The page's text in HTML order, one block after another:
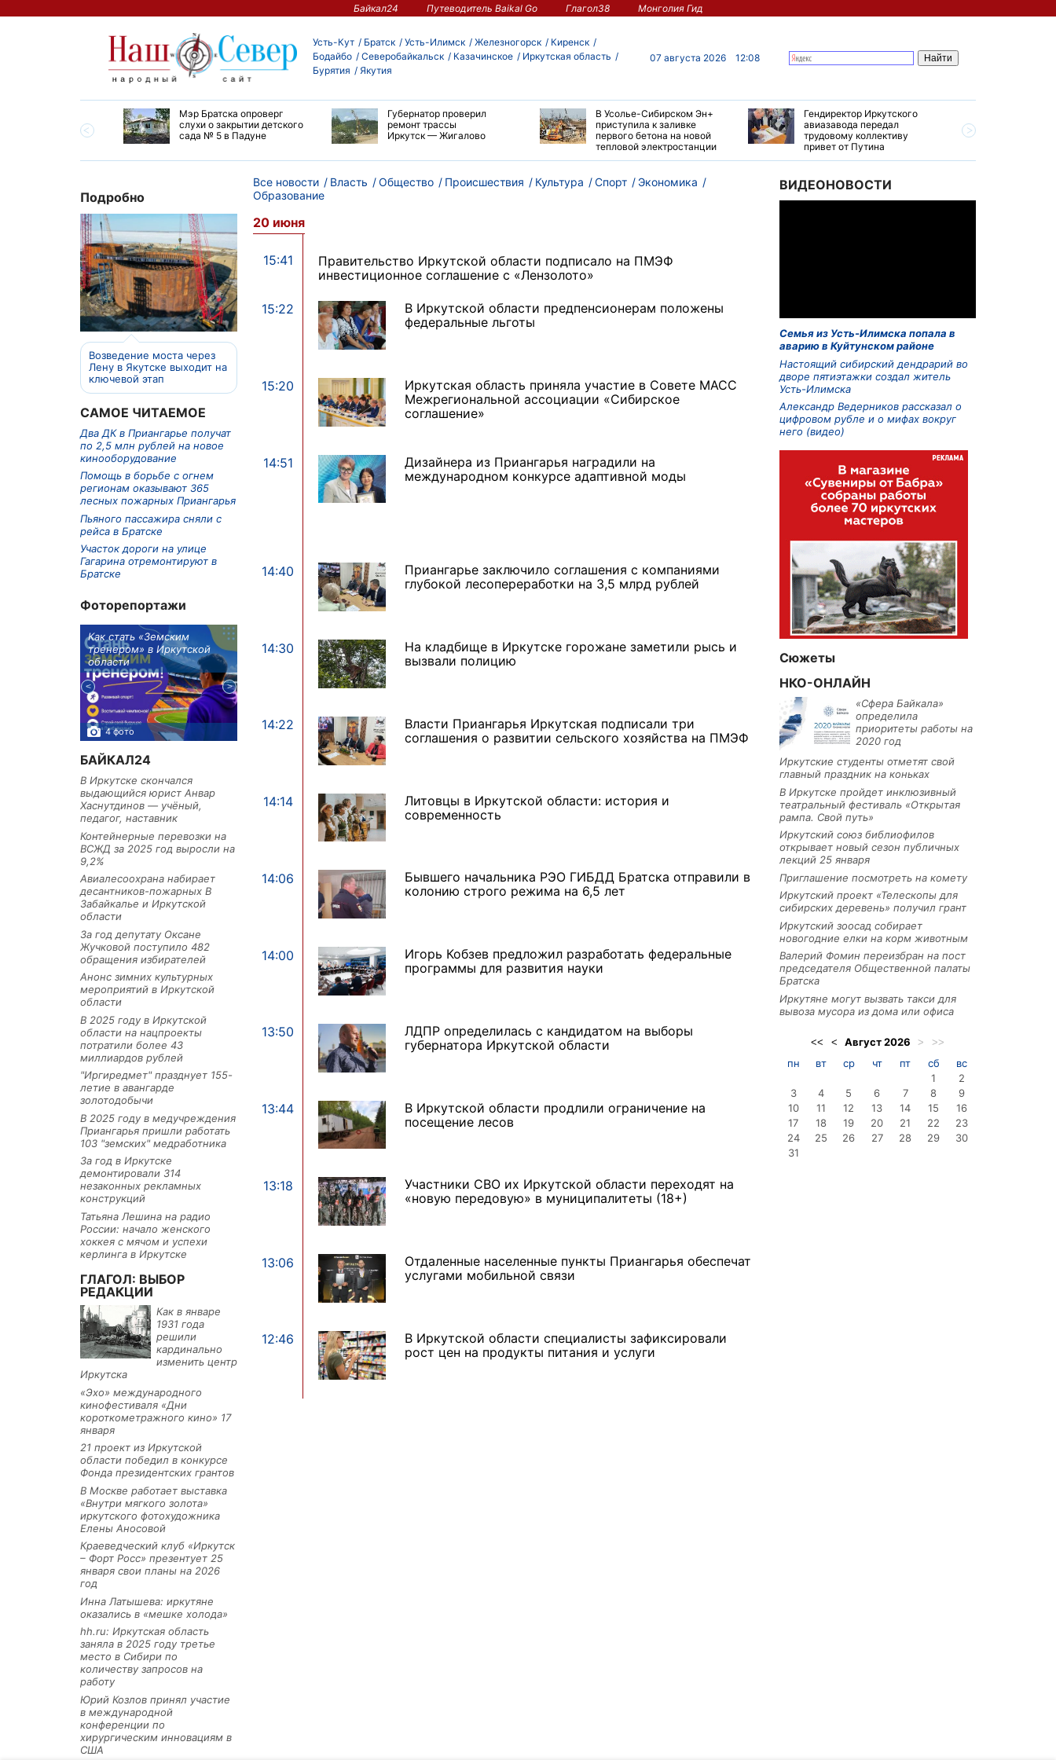
Байкал24 Путеводитель Baikal Go Глагол38 Монголия Гид
Усть-Кут Братск Усть-Илимск Железногорск
Киренск
Бодайбо
Северобайкальск Казачинское
Иркутская область
Бурятия
Якутия
07 августа 2026 12:08
Мэр Братска опроверг
слухи о закрытии детского
сада № 5 в Падуне
Губернатор проверил
ремонт трассы
Иркутск — Жигалово
В Усолье-Сибирском Эн+
приступила к заливке
первого бетона на новой
тепловой электростанции
Гендиректор Иркутского
авиазавода передал
трудовому коллективу
привет от Путина
Подробно
Возведение моста через
Лену в Якутске выходит на
ключевой этап
САМОЕ ЧИТАЕМОЕ
Два ДК в Приангарье получат
по 2,5 млн рублей на новое
кинооборудование
Помощь в борьбе с огнем
регионам оказывают 365
лесных пожарных Приангарья
Пьяного пассажира сняли с
рейса в Братске
Участок дороги на улице
Гагарина отремонтируют в
Братске
Фоторепортажи
Как стать «Земским
тренером» в Иркутской
области
4 фото
пропали в Киренском
3 фото
миллионов рублей получит
машиностроительное
3 фото
тренером» в Иркутской
4 фото
БАЙКАЛ24
В Иркутске скончался
выдающийся юрист Анвар
Хаснутдинов — учёный,
педагог, наставник
Контейнерные перевозки на
ВСЖД за 2025 год выросли на
9,2%
Авиалесоохрана набирает
десантников-пожарных В
Забайкалье и Иркутской
области
За год депутату Оксане
Жучковой поступило 482
обращения избирателей
Анонс зимних культурных
мероприятий в Иркутской
области
В 2025 году в Иркутской
области на нацпроекты
потратили более 43
миллиардов рублей
"Иргиредмет" празднует 155-
летие в авангарде
золотодобычи
В 2025 году в медучреждения
Приангарья пришли работать
103 "земских" медработника
За год в Иркутске
демонтировали 314
незаконных рекламных
конструкций
Татьяна Лешина на радио
России: начало женского
хоккея с мячом и успехи
керлинга в Иркутске
ГЛАГОЛ: ВЫБОР
РЕДАКЦИИ
Как в январе
1931 года
решили
кардинально
изменить центр
Иркутска
«Эхо» международного
кинофестиваля «Дни
короткометражного кино» 17
января
21 проект из Иркутской
области победил в конкурсе
Фонда президентских грантов
В Москве работает выставка
«Внутри мягкого золота»
иркутского фотохудожника
Елены Аносовой
Краеведческий клуб «Иркутск
– Форт Росс» презентует 25
января свои планы на 2026
год
Инна Латышева: иркутяне
оказались в «мешке холода»
hh.ru: Иркутская область
заняла в 2025 году третье
место в Сибири по
количеству запросов на
работу
Юрий Козлов принял участие
в международной
конференции по
хирургическим инновациям в
США
Все новости Власть Общество Происшествия Культура Спорт
Экономика
Образование
20 июня
15:41
Правительство Иркутской области подписало на ПМЭФ
инвестиционное соглашение с «Лензолото»
15:22
В Иркутской области предпенсионерам положены
федеральные льготы
15:20
Иркутская область приняла участие в Совете МАСС
Межрегиональной ассоциации «Сибирское
соглашение»
14:51
Дизайнера из Приангарья наградили на
международном конкурсе адаптивной моды
14:40
Приангарье заключило соглашения с компаниями
глубокой лесопереработки на 3,5 млрд рублей
14:30
На кладбище в Иркутске горожане заметили рысь и
вызвали полицию
14:22
Власти Приангарья Иркутская подписали три
соглашения о развитии сельского хозяйства на ПМЭФ
14:14
Литовцы в Иркутской области: история и
современность
14:06
Бывшего начальника РЭО ГИБДД Братска отправили в
колонию строго режима на 6,5 лет
14:00
Игорь Кобзев предложил разработать федеральные
программы для развития науки
13:50
ЛДПР определилась с кандидатом на выборы
губернатора Иркутской области
13:44
В Иркутской области продлили ограничение на
посещение лесов
13:18
Участники СВО их Иркутской области переходят на
«новую передовую» в муниципалитеты (18+)
13:06
Отдаленные населенные пункты Приангарья обеспечат
услугами мобильной связи
12:46
В Иркутской области специалисты зафиксировали
рост цен на продукты питания и услуги
ВИДЕОНОВОСТИ
Семья из Усть-Илимска попала в
аварию в Куйтунском районе
Настоящий сибирский дендрарий во
дворе пятиэтажки создал житель
Усть-Илимска
Александр Ведерников рассказал о
цифровом рубле и о мифах вокруг
него (видео)
Сюжеты
НКО-ОНЛАЙН
«Сфера Байкала»
определила
приоритеты работы на
2020 год
Иркутские студенты отметят свой
главный праздник на коньках
В Иркутске пройдет инклюзивный
театральный фестиваль «Открытая
рампа. Свой путь»
Иркутский союз библиофилов
открывает новый сезон публичных
лекций 25 января
Приглашение посмотреть на комету
Иркутский проект «Телескопы для
сибирских деревень» получил грант
Иркутский зоосад собирает
новогодние елки на корм животным
Валерий Фомин переизбран на пост
председателя Общественной палаты
Братска
Иркутяне могут вызвать такси для
вывоза мусора из дома или офиса
<< < Август2026 > >>
пн вт ср чт пт сб
вс
1
2
3
4 5 6 7 8
9
10
11 12 13 14 15
16
17
18 19 20 21 22
23
24
25 26 27 28 29
30
31